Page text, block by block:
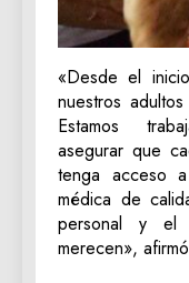
«Desde el
nuestros
Estamos
asegurar que
tenga acceso
médica de
personal y el
merecen»,